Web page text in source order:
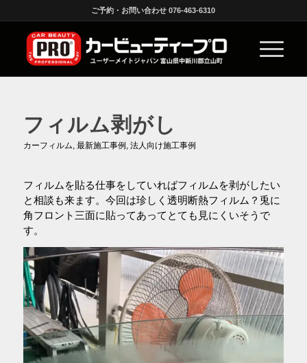
ご予約・お問い合わせ 076-463-6310
フィルム剥がし
カーフィルム, 最新施工事例 , 法人向け施工事例
フィルムを貼る仕事をしていればフィルムを剥がしたい
と相談も来ます。今回は珍しく透明断熱フィルム？兎に
角フロント三面に貼ってあってとても見にくいそうで
す。